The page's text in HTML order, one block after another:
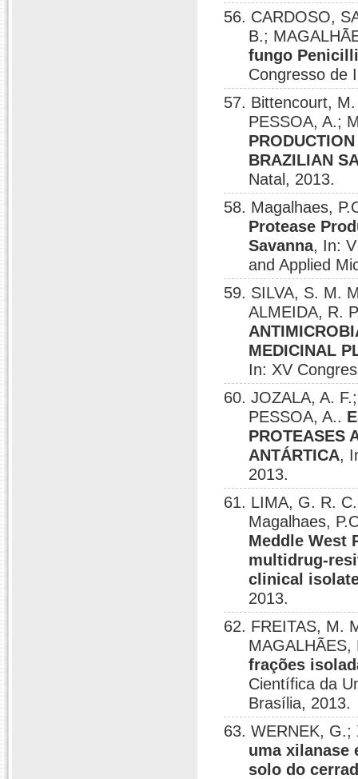
56. CARDOSO,
B.;
fungo
Congresso de
57. Bittencourt,
PESSOA, A.;
BRAZILIAN
Natal, 2013.
58. Magalhaes,
Protease
Savanna, In:
and Applied
59. SILVA, S. M.
ALMEIDA, R.
MEDICINAL
In: XV
60. JOZALA, A.
PESSOA, A..
PROTEASES
ANTÁRTICA,
2013.
61. LIMA, G. R.
Magalhaes,
Meddle West
multidrug-
clinical
2013.
62. FREITAS, M.
frações
Científica da
Brasília, 2013.
63. WERNEK,
uma xilanase
solo do